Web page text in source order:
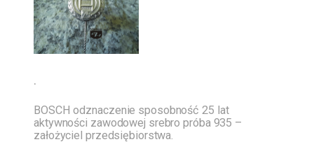
.
BOSCH odznaczenie sposobność 25 lat
aktywności zawodowej srebro próba 935 –
założyciel przedsiębiorstwa.